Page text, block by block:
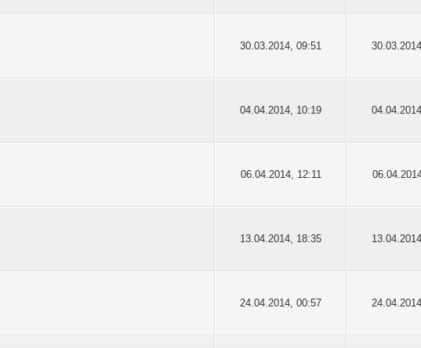
30.03.2014, 09:51
04.04.2014, 10:19
06.04.2014, 12:11
13.04.2014, 18:35
24.04.2014, 00:57